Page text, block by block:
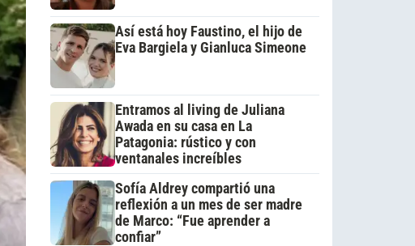
Así está hoy Faustino, el hijo de
Eva Bargiela y Gianluca Simeone
Entramos al living de Juliana
Awada en su casa en La
Patagonia: rústico y con
ventanales increíbles
Sofía Aldrey compartió una
reflexión a un mes de ser madre
de Marco: “Fue aprender a
confiar”